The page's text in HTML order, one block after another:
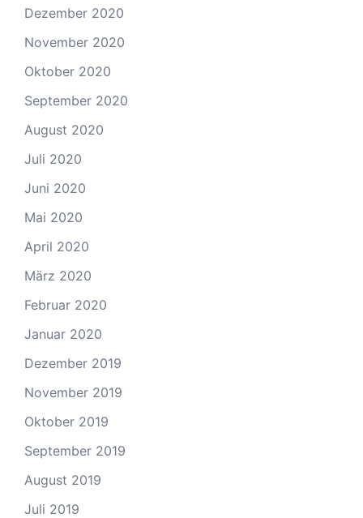
Dezember 2020
November 2020
Oktober 2020
September 2020
August 2020
Juli 2020
Juni 2020
Mai 2020
April 2020
März 2020
Februar 2020
Januar 2020
Dezember 2019
November 2019
Oktober 2019
September 2019
August 2019
Juli 2019